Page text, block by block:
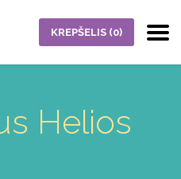
KREPŠELIS (0)
Helios